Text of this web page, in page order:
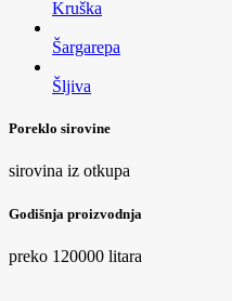
Kruška
Šargarepa
Šljiva
Poreklo sirovine
sirovina iz otkupa
Godišnja proizvodnja
preko 120000 litara